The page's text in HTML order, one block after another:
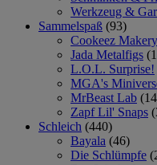
Werkzeug &
Sammelspaß (93)
Cookeez Makery
Jada Metalfigs
L.O.L. Surprise!
MGA's
MrBeast Lab
Zapf Lil' Snaps
Schleich (440)
Bayala (46)
Die Schlümpfe